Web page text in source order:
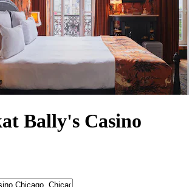
Bally's Casino